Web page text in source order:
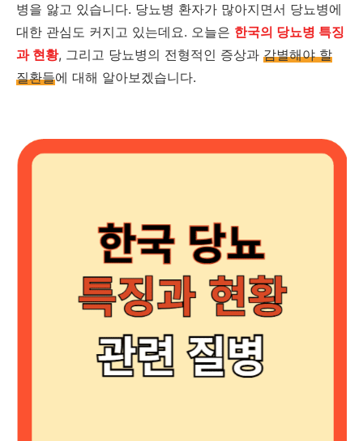
병을 앓고 있습니다. 당뇨병 환자가 많아지면서 당뇨병에
대한 관심도 커지고 있는데요. 오늘은 한국의 당뇨병 특징
과 현황, 그리고 당뇨병의 전형적인 증상과 감별해야 할
질환들에 대해 알아보겠습니다.